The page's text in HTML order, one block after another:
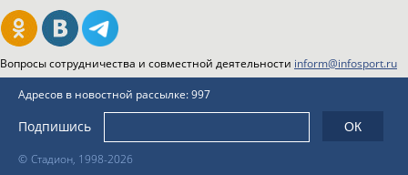
Вопросы сотрудничества и совместной деятельности inform@infosport.ru
© Стадион, 1998-2026
Адресов в новостной рассылке: 997
Подпишись